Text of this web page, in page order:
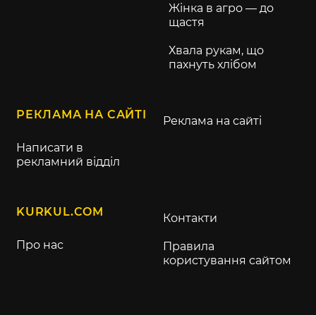
Жінка в агро — до
щастя
Хвала рукам, що
пахнуть хлібом
РЕКЛАМА НА САЙТІ
Написати в
рекламний відділ
Реклама на сайті
KURKUL.COM
Про нас
Контакти
Правила
користування сайтом